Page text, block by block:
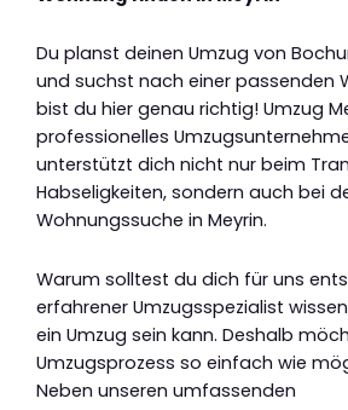
Du planst deinen Umzug von
und suchst nach einer passenden
bist du hier genau richtig! Umzug
professionelles
unterstützt dich nicht nur beim
Habseligkeiten, sondern auch bei
Wohnungssuche in Meyrin.
Warum solltest du dich für uns
erfahrener Umzugsspezialist
ein Umzug sein kann. Deshalb
Umzugsprozess so einfach wie
Neben unseren umfassenden